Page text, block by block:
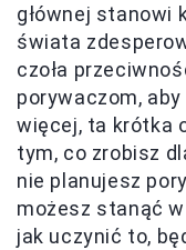
głównej stanowi
świata
czoła
porywaczom,
więcej, ta krótka
tym, co zrobisz
nie planujesz
możesz stanąć
jak uczynić to,